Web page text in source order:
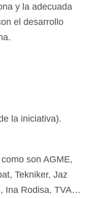
y la adecuada
el desarrollo
la iniciativa).
son AGME,
Tekniker, Jaz
Ina Rodisa, TVA…